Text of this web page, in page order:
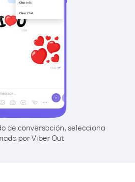
de conversación, selecciona
por Viber Out